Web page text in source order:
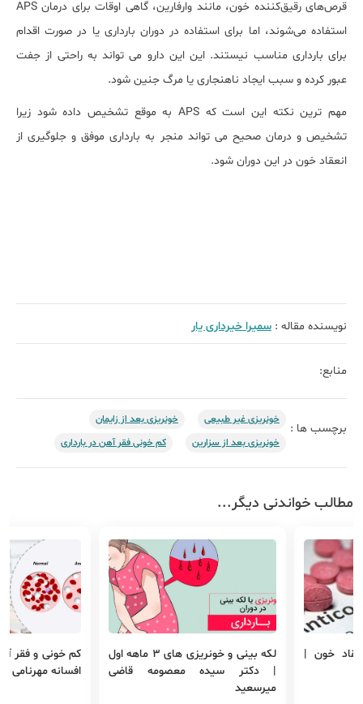
قرص‌های رقیق‌کننده خون، مانند وارفارین، گاهی اوقات برای درمان APS
استفاده می‌شوند، اما برای استفاده در دوران بارداری یا در صورت اقدام
برای بارداری مناسب نیستند. این این دارو می تواند به راحتی از جفت
عبور کرده و سبب ایجاد ناهنجاری یا مرگ جنین شود.
مهم ترین نکته این است که APS به موقع تشخیص داده شود زیرا
تشخیص و درمان صحیح می تواند منجر به بارداری موفق و جلوگیری از
انعقاد خون در این دوران شود.
نویسنده مقاله : سمیرا خیرداری یار
منابع:
برچسب ها :
خونریزی غیر طبیعی
خونریزی بعد از زایمان
خونریزی بعد از سزارین
کم خونی فقر آهن در بارداری
مطالب خواندنی دیگر...
خون |
لکه بینی و خونریزی های 3 ماهه اول
| دکتر سیده معصومه قاضی
میرسعید
کم خونی و فقر
افسانه مهرنامی